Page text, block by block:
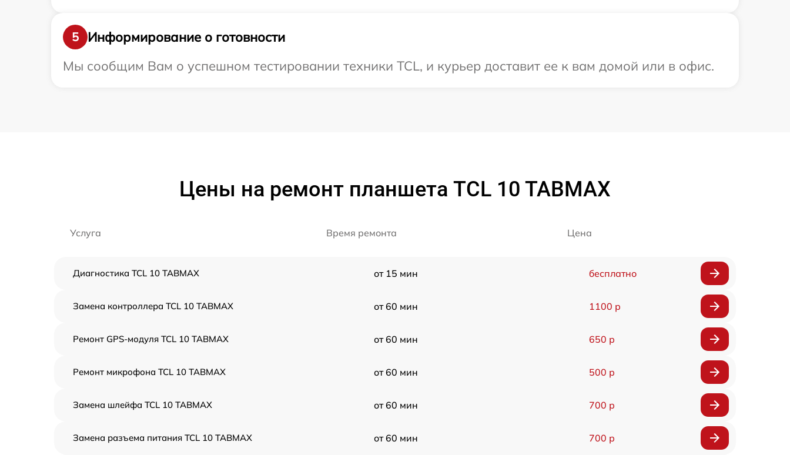
5
Информирование о готовности
Мы сообщим Вам о успешном тестировании техники TCL, и курьер доставит ее к вам домой или в офис.
Цены на ремонт планшета TCL 10 TABMAX
Услуга Время ремонта Цена
Диагностика TCL 10 TABMAX от 15 мин бесплатно
Замена контроллера TCL 10 TABMAX от 60 мин 1100 р
Ремонт GPS-модуля TCL 10 TABMAX от 60 мин 650 р
Ремонт микрофона TCL 10 TABMAX от 60 мин 500 р
Замена шлейфа TCL 10 TABMAX от 60 мин 700 р
Замена разъема питания TCL 10 TABMAX от 60 мин 700 р